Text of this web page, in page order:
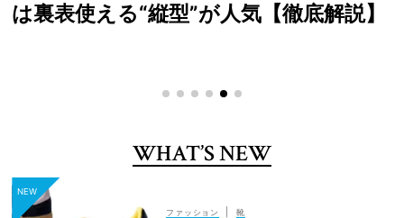
スメ大賞
WHAT’S NEW
ファッション
靴